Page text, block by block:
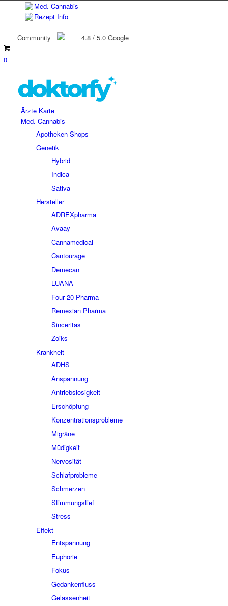
Med. Cannabis
Rezept Info
Community 4.8 / 5.0 Google
0
Ärzte Karte
Med. Cannabis
Apotheken Shops
Genetik
Hybrid
Indica
Sativa
Hersteller
ADREXpharma
Avaay
Cannamedical
Cantourage
Demecan
LUANA
Four 20 Pharma
Remexian Pharma
Sinceritas
Zoiks
Krankheit
ADHS
Anspannung
Antriebslosigkeit
Erschöpfung
Konzentrationsprobleme
Migräne
Müdigkeit
Nervosität
Schlafprobleme
Schmerzen
Stimmungstief
Stress
Effekt
Entspannung
Euphorie
Fokus
Gedankenfluss
Gelassenheit